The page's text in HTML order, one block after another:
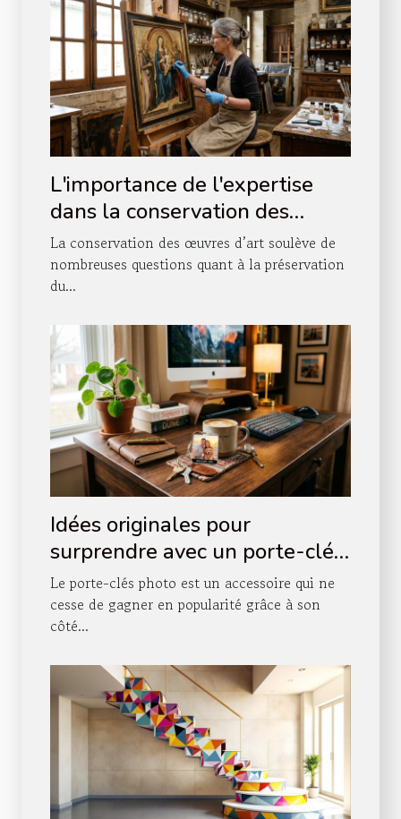
L'importance de l'expertise
dans la conservation des
œuvres d'art
La conservation des œuvres d’art soulève de
nombreuses questions quant à la préservation
du...
Idées originales pour
surprendre avec un porte-clés
photo
Le porte-clés photo est un accessoire qui ne
cesse de gagner en popularité grâce à son
côté...